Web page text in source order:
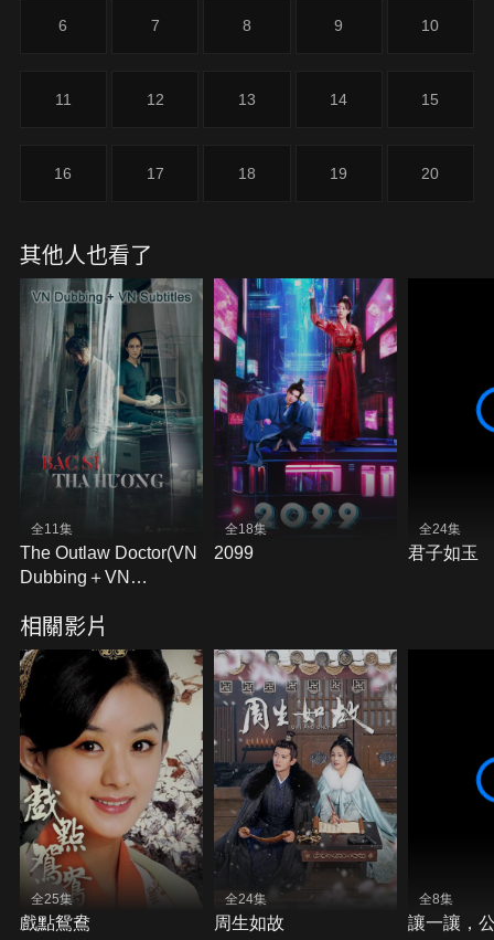
6 7 8 9 10
11 12 13 14 15
16 17 18 19 20
其他人也看了
全11集
The Outlaw Doctor(VN
Dubbing＋VN
全18集
2099
全24集
君子如玉
相關影片
全25集
戲點鴛鴦
全24集
周生如故
全8集
讓一讓，